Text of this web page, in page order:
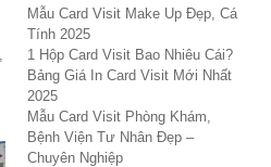
Mẫu Card Visit Make Up Đẹp, Cá
Tính 2025
1 Hộp Card Visit Bao Nhiêu Cái?
Bảng Giá In Card Visit Mới Nhất
2025
Mẫu Card Visit Phòng Khám,
Bệnh Viện Tư Nhân Đẹp –
Chuyên Nghiệp